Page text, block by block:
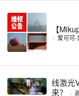
【
· 爱可可-
线激光
来？
·